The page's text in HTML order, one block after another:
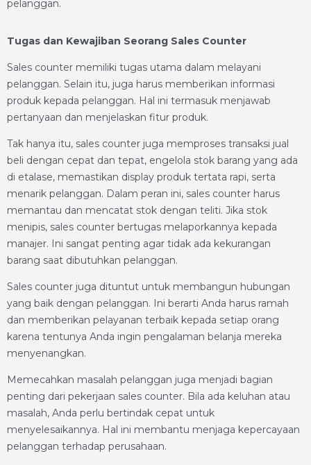
pelanggan.
Tugas dan Kewajiban Seorang Sales Counter
Sales counter memiliki tugas utama dalam melayani
pelanggan. Selain itu, juga harus memberikan informasi
produk kepada pelanggan. Hal ini termasuk menjawab
pertanyaan dan menjelaskan fitur produk.
Tak hanya itu, sales counter juga memproses transaksi jual
beli dengan cepat dan tepat, engelola stok barang yang ada
di etalase, memastikan display produk tertata rapi, serta
menarik pelanggan. Dalam peran ini, sales counter harus
memantau dan mencatat stok dengan teliti. Jika stok
menipis, sales counter bertugas melaporkannya kepada
manajer. Ini sangat penting agar tidak ada kekurangan
barang saat dibutuhkan pelanggan.
Sales counter juga dituntut untuk membangun hubungan
yang baik dengan pelanggan. Ini berarti Anda harus ramah
dan memberikan pelayanan terbaik kepada setiap orang
karena tentunya Anda ingin pengalaman belanja mereka
menyenangkan.
Memecahkan masalah pelanggan juga menjadi bagian
penting dari pekerjaan sales counter. Bila ada keluhan atau
masalah, Anda perlu bertindak cepat untuk
menyelesaikannya. Hal ini membantu menjaga kepercayaan
pelanggan terhadap perusahaan.